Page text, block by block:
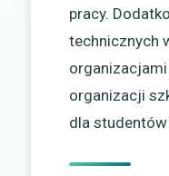
pracy.
technicznych
organizacji
dla